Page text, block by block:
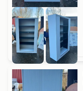
Incl levering